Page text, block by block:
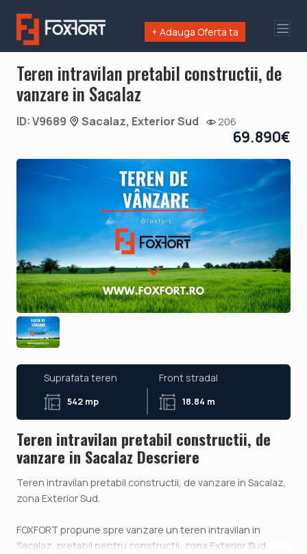
+ Adauga Oferta ta
Teren intravilan pretabil constructii, de
vanzare in Sacalaz
ID: V9689 Sacalaz, Exterior Sud 206
69.890€
Suprafata teren
542 mp
Front stradal
18.84 m
Teren intravilan pretabil constructii, de
vanzare in Sacalaz Descriere
Teren intravilan pretabil constructii, de vanzare in Sacalaz,
zona Exterior Sud.
FOXFORT propune spre vanzare un teren intravilan in
Sacalaz, pretabil pentru constructii, zona Exterior Sud,